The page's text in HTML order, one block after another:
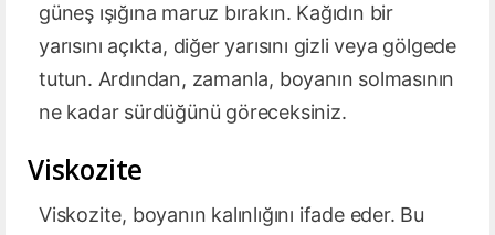
güneş ışığına maruz bırakın. Kağıdın bir
yarısını açıkta, diğer yarısını gizli veya gölgede
tutun. Ardından, zamanla, boyanın solmasının
ne kadar sürdüğünü göreceksiniz.
Viskozite
Viskozite, boyanın kalınlığını ifade eder. Bu